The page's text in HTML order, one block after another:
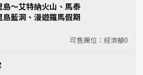
可售團位：經濟艙0
～艾特納火山、馬泰
藍洞、漫遊羅馬假期